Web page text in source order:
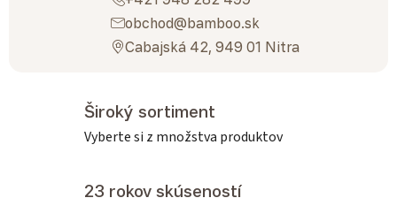
obchod@bamboo.sk
Cabajská 42, 949 01 Nitra
Široký sortiment
Vyberte si z množstva produktov
23 rokov skúseností